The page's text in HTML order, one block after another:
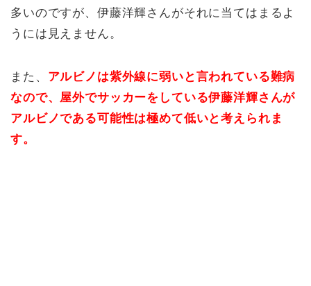
多いのですが、伊藤洋輝さんがそれに当てはまるよ
うには見えません。
また、 アルビノは紫外線に弱いと言われている難病
なので、屋外でサッカーをしている伊藤洋輝さんが
アルビノである可能性は極めて低いと考えられま
す。